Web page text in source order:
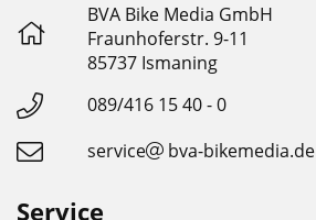
BVA Bike Media GmbH
Fraunhoferstr. 9-11
85737 Ismaning
089/416 15 40 - 0
service
bva-bikemedia.de
Service